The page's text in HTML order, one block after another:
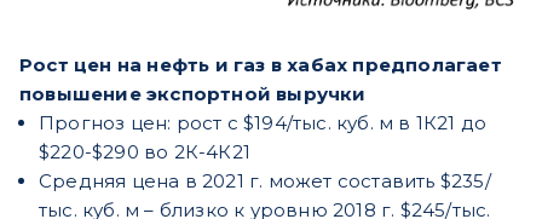
Рост цен на нефть и газ в хабах предполагает
повышение экспортной выручки
Прогноз цен: рост с $194/тыс. куб. м в 1К21 до
$220-$290 во 2К-4К21
Средняя цена в 2021 г. может составить $235/
тыс. куб. м – близко к уровню 2018 г. $245/тыс.